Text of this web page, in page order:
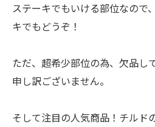
ステーキでもいける部位なので
キでもどうぞ！
ただ、超希少部位の為、欠品し
申し訳ございません。
そして注目の人気商品！チルド